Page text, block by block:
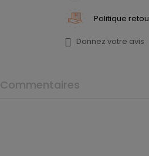
Politique
Donnez votre avis
Commentaires